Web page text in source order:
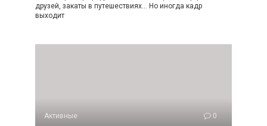
друзей, закаты в путешествиях… Но иногда кадр
выходит
Активные 0